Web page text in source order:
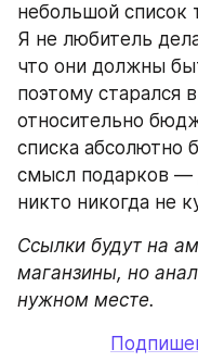
небольшой список
Я не любитель
что они должны
поэтому старался
относительно
списка абсолютно
смысл подарков —
никто никогда не
Ссылки будут на
маганзины, но
нужном месте.